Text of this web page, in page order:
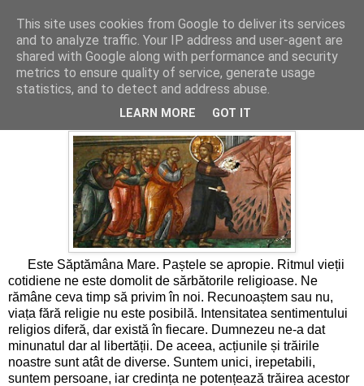
Cronici
Săptămâna patimilor noastre
Este Săptămâna Mare. Paștele se apropie. Ritmul vieții
cotidiene ne este domolit de sărbătorile religioase. Ne
rămâne ceva timp să privim în noi. Recunoaștem sau nu,
viața fără religie nu este posibilă. Intensitatea sentimentului
religios diferă, dar există în fiecare. Dumnezeu ne-a dat
minunatul dar al libertății. De aceea, acțiunile și trăirile
noastre sunt atât de diverse. Suntem unici, irepetabili,
suntem persoane, iar credința ne potențează trăirea acestor
This site uses cookies from Google to deliver its services
and to analyze traffic. Your IP address and user-agent are
shared with Google along with performance and security
metrics to ensure quality of service, generate usage
statistics, and to detect and address abuse.
LEARN MORE GOT IT